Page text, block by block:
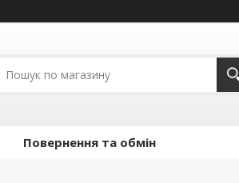
Повернення та обмін